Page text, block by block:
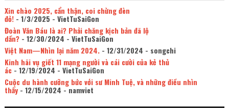
Xin chào 2025, cẩn thận, coi chừng đèn
đỏ!- 1/3/2025 - VietTuSaiGon
Đoàn Văn Báu là ai? Phải chăng kịch bản đã lộ
dần?- 12/30/2024 - VietTuSaiGon
Việt Nam—Nhìn lại năm 2024.- 12/31/2024 - songchi
Kinh hãi vụ giết 11 mạng người và cái cười của kẻ thủ
ác- 12/19/2024 - VietTuSaiGon
Cuộc du hành cưỡng bức với sư Minh Tuệ, và những điều nhìn
thấy- 12/15/2024 - namviet